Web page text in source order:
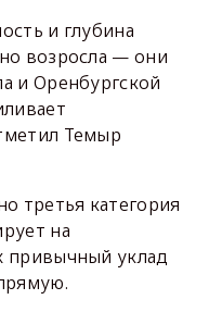
и глубина
возросла — они
и Оренбургской
Темыр
третья категория
на
привычный уклад